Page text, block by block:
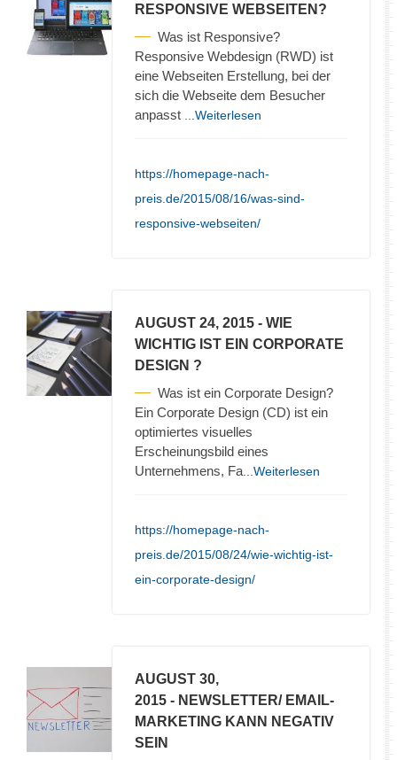
RESPONSIVE WEBSEITEN?
Was ist Responsive?
Responsive Webdesign (RWD) ist
eine Webseiten Erstellung, bei der
sich die Webseite dem Besucher
anpasst
...Weiterlesen
https://homepage-nach-
preis.de/2015/08/16/was-sind-
responsive-webseiten/
AUGUST 24, 2015 - WIE
WICHTIG IST EIN CORPORATE
DESIGN ?
Was ist ein Corporate Design?
Ein Corporate Design (CD) ist ein
optimiertes visuelles
Erscheinungsbild eines
Unternehmens, Fa ...Weiterlesen
https://homepage-nach-
preis.de/2015/08/24/wie-wichtig-ist-
ein-corporate-design/
AUGUST 30,
2015 - NEWSLETTER/ EMAIL-
MARKETING KANN NEGATIV
SEIN